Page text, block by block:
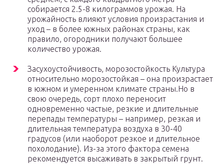
собирается 2.5-8 килограммов урожая. На
урожайность влияют условия произрастания и
уход – в более южных районах страны, как
правило, огородники получают большее
количество урожая.
Засухоустойчивость, морозостойкость Культура
относительно морозостойкая – она произрастает
в южном и умеренном климате страны.Но в
свою очередь, сорт плохо переносит
одновременно частые, резкие и длительные
перепады температуры – например, резкая и
длительная температура воздуха в 30-40
градусов (или наоборот резкое и длительное
похолодание). Из-за этого фактора семена
рекомендуется высаживать в закрытый грунт.